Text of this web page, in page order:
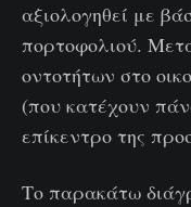
αξιολογηθεί με
πορτοφολιού.
οντοτήτων στο
(που κατέχουν
επίκεντρο της
Το παρακάτω